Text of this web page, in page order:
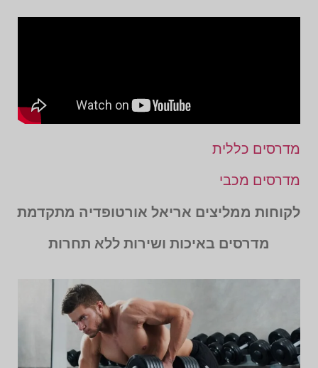
מדרסים כללית
מדרסים מכבי
לקוחות ממליצים אריאל אורטופדיה מתקדמת
מדרסים באיכות ושירות ללא תחרות